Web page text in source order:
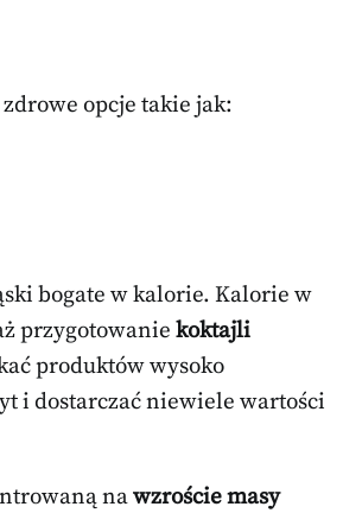
opcje takie jak:
bogate w kalorie. Kalorie w
przygotowanie koktajli
produktów wysoko
i dostarczać niewiele wartości
nawzroście masy